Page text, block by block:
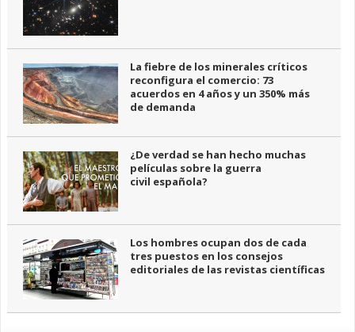
La fiebre de los minerales críticos
reconfigura el comercio: 73
acuerdos en 4 años y un 350% más
de demanda
¿De verdad se han hecho muchas
películas sobre la guerra
civil española?
Los hombres ocupan dos de cada
tres puestos en los consejos
editoriales de las revistas científicas